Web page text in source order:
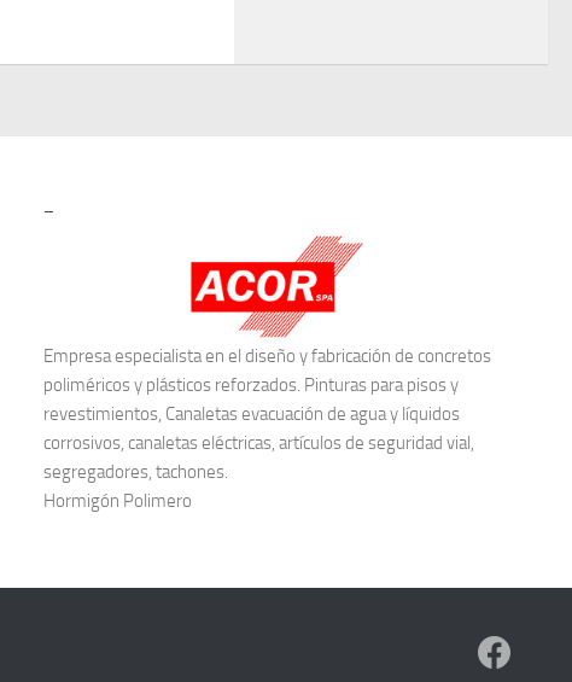
–
Empresa especialista en el diseño y fabricación de concretos
poliméricos y plásticos reforzados. Pinturas para pisos y
revestimientos, Canaletas evacuación de agua y líquidos
corrosivos, canaletas eléctricas, artículos de seguridad vial,
segregadores, tachones.
Hormigón Polimero